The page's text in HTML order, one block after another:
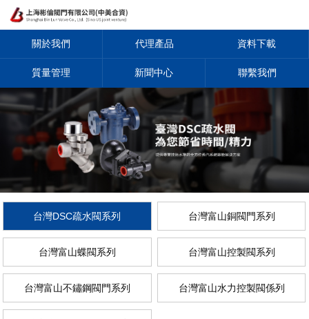
關於我們 代理產品 資料下載
質量管理 新聞中心 聯繫我們
台灣DSC疏水閥系列 台灣富山銅閥門系列
台灣富山蝶閥系列 台灣富山控製閥系列
台灣富山不鏽鋼閥門系列 台灣富山水力控製閥係列